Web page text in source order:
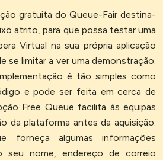
gratuita do Queue-Fair destina-
atrito, para que possa testar uma
Virtual na sua própria aplicação
se limitar a ver uma demonstração.
é tão simples como
e pode ser feita em cerca de
Free Queue facilita às equipas
da plataforma antes da aquisição.
forneça algumas informações
seu nome, endereço de correio